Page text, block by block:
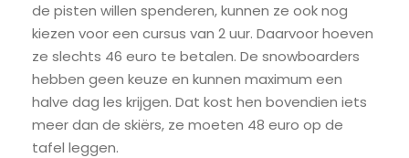
de pisten willen spenderen, kunnen ze ook nog
kiezen voor een cursus van 2 uur. Daarvoor hoeven
ze slechts 46 euro te betalen. De snowboarders
hebben geen keuze en kunnen maximum een
halve dag les krijgen. Dat kost hen bovendien iets
meer dan de skiërs, ze moeten 48 euro op de
tafel leggen.